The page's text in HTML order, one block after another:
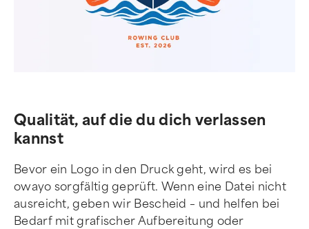
Qualität, auf die du dich verlassen
kannst
Bevor ein Logo in den Druck geht, wird es bei
owayo sorgfältig geprüft. Wenn eine Datei nicht
ausreicht, geben wir Bescheid – und helfen bei
Bedarf mit grafischer Aufbereitung oder